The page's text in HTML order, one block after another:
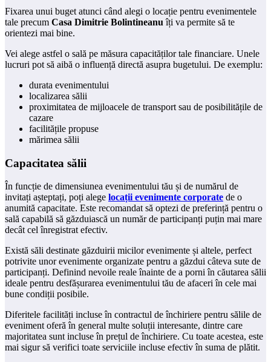
Fixarea unui buget atunci când alegi o locație pentru evenimentele
tale precum Casa Dimitrie Bolintineanu îți va permite să te
orientezi mai bine.
Vei alege astfel o sală pe măsura capacităților tale financiare. Unele
lucruri pot să aibă o influență directă asupra bugetului. De exemplu:
durata evenimentului
localizarea sălii
proximitatea de mijloacele de transport sau de posibilitățile de
cazare
facilitățile propuse
mărimea sălii
Capacitatea sălii
În funcție de dimensiunea evenimentului tău și de numărul de
invitați așteptați, poți alege locații evenimente corporate de o
anumită capacitate. Este recomandat să optezi de preferință pentru o
sală capabilă să găzduiască un număr de participanți puțin mai mare
decât cel înregistrat efectiv.
Există săli destinate găzduirii micilor evenimente și altele, perfect
potrivite unor evenimente organizate pentru a găzdui câteva sute de
participanți. Definind nevoile reale înainte de a porni în căutarea sălii
ideale pentru desfășurarea evenimentului tău de afaceri în cele mai
bune condiții posibile.
Diferitele facilități incluse în contractul de închiriere pentru sălile de
eveniment oferă în general multe soluții interesante, dintre care
majoritatea sunt incluse în prețul de închiriere. Cu toate acestea, este
mai sigur să verifici toate serviciile incluse efectiv în suma de plătit.